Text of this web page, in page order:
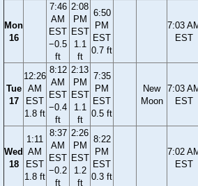
Mon
16
7:46
AM
EST
−0.5
ft
2:08
PM
EST
1.1
ft
6:50
PM
EST
0.7 ft
7:03
EST
Tue
17
12:26
AM
EST
1.8 ft
8:12
AM
EST
−0.4
ft
2:13
PM
EST
1.1
ft
7:35
PM
EST
0.5 ft
New
Moon
7:03
EST
Wed
18
1:11
AM
EST
1.8 ft
8:37
AM
EST
−0.2
ft
2:26
PM
EST
1.2
ft
8:22
PM
EST
0.3 ft
7:02
EST